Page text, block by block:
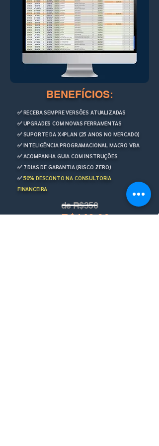
BENEFÍCIOS:
✅ RECEBA SEMPRE VERSÕES ATUALIZADAS
✅ UPGRADES COM NOVAS FERRAMENTAS
✅ SUPORTE DA X4PLAN (25 ANOS NO MERCADO)
✅ INTELIGÊNCIA PROGRAMACIONAL MACRO VBA
✅ ACOMPANHA GUIA COM INSTRUÇÕES
✅ 7 DIAS DE GARANTIA (RISCO ZERO)
✅50% DESCONTO NA CONSULTORIA
FINANCEIRA
de R$350
R$149,00